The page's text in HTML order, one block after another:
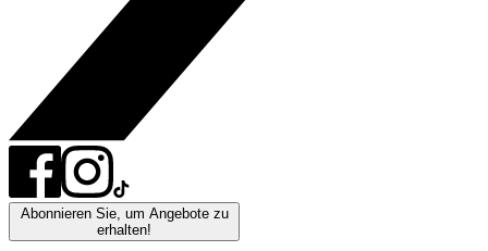
Abonnieren Sie, um Angebote zu
erhalten!